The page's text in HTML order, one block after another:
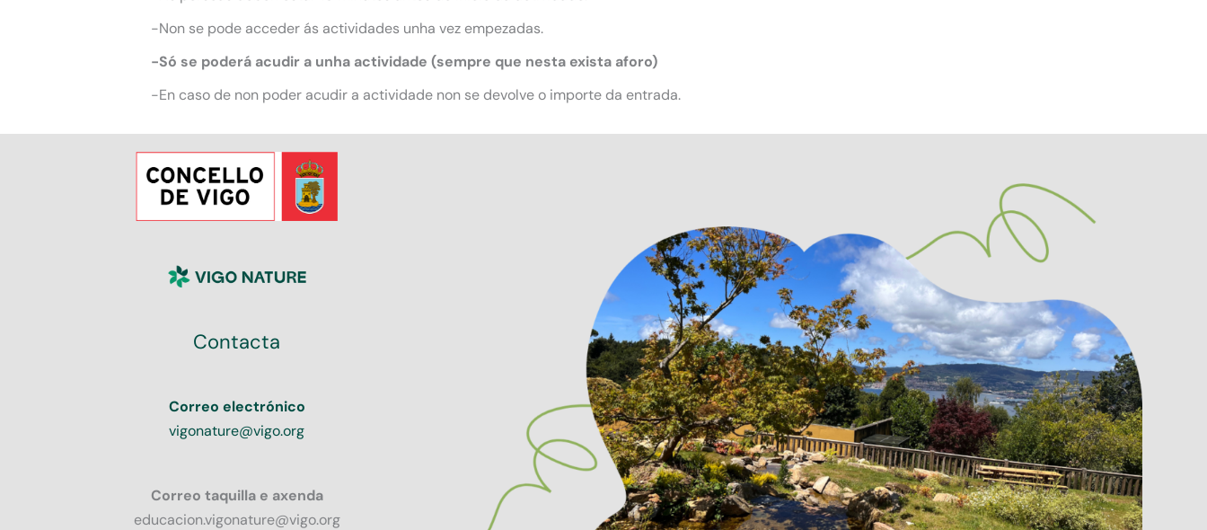
-Non se pode acceder ás actividades unha vez empezadas.
-Só se poderá acudir a unha actividade (sempre que nesta exista aforo)
-En caso de non poder acudir a actividade non se devolve o importe da entrada.
Contacta
Correo electrónico
vigonature@vigo.org
Correo taquilla e axenda
educacion.vigonature@vigo.org